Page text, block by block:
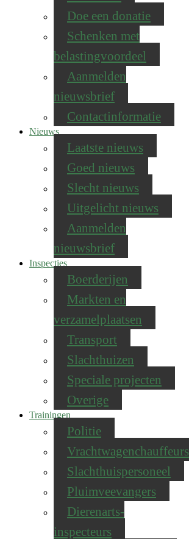
Doe een donatie
Schenken met
belastingvoordeel
Aanmelden
nieuwsbrief
Contactinformatie
Nieuws
Laatste nieuws
Goed nieuws
Slecht nieuws
Uitgelicht nieuws
Aanmelden
nieuwsbrief
Inspecties
Boerderijen
Markten en
verzamelplaatsen
Transport
Slachthuizen
Speciale projecten
Overige
Trainingen
Politie
Vrachtwagenchauffeurs
Slachthuispersoneel
Pluimveevangers
Dierenarts-
inspecteurs